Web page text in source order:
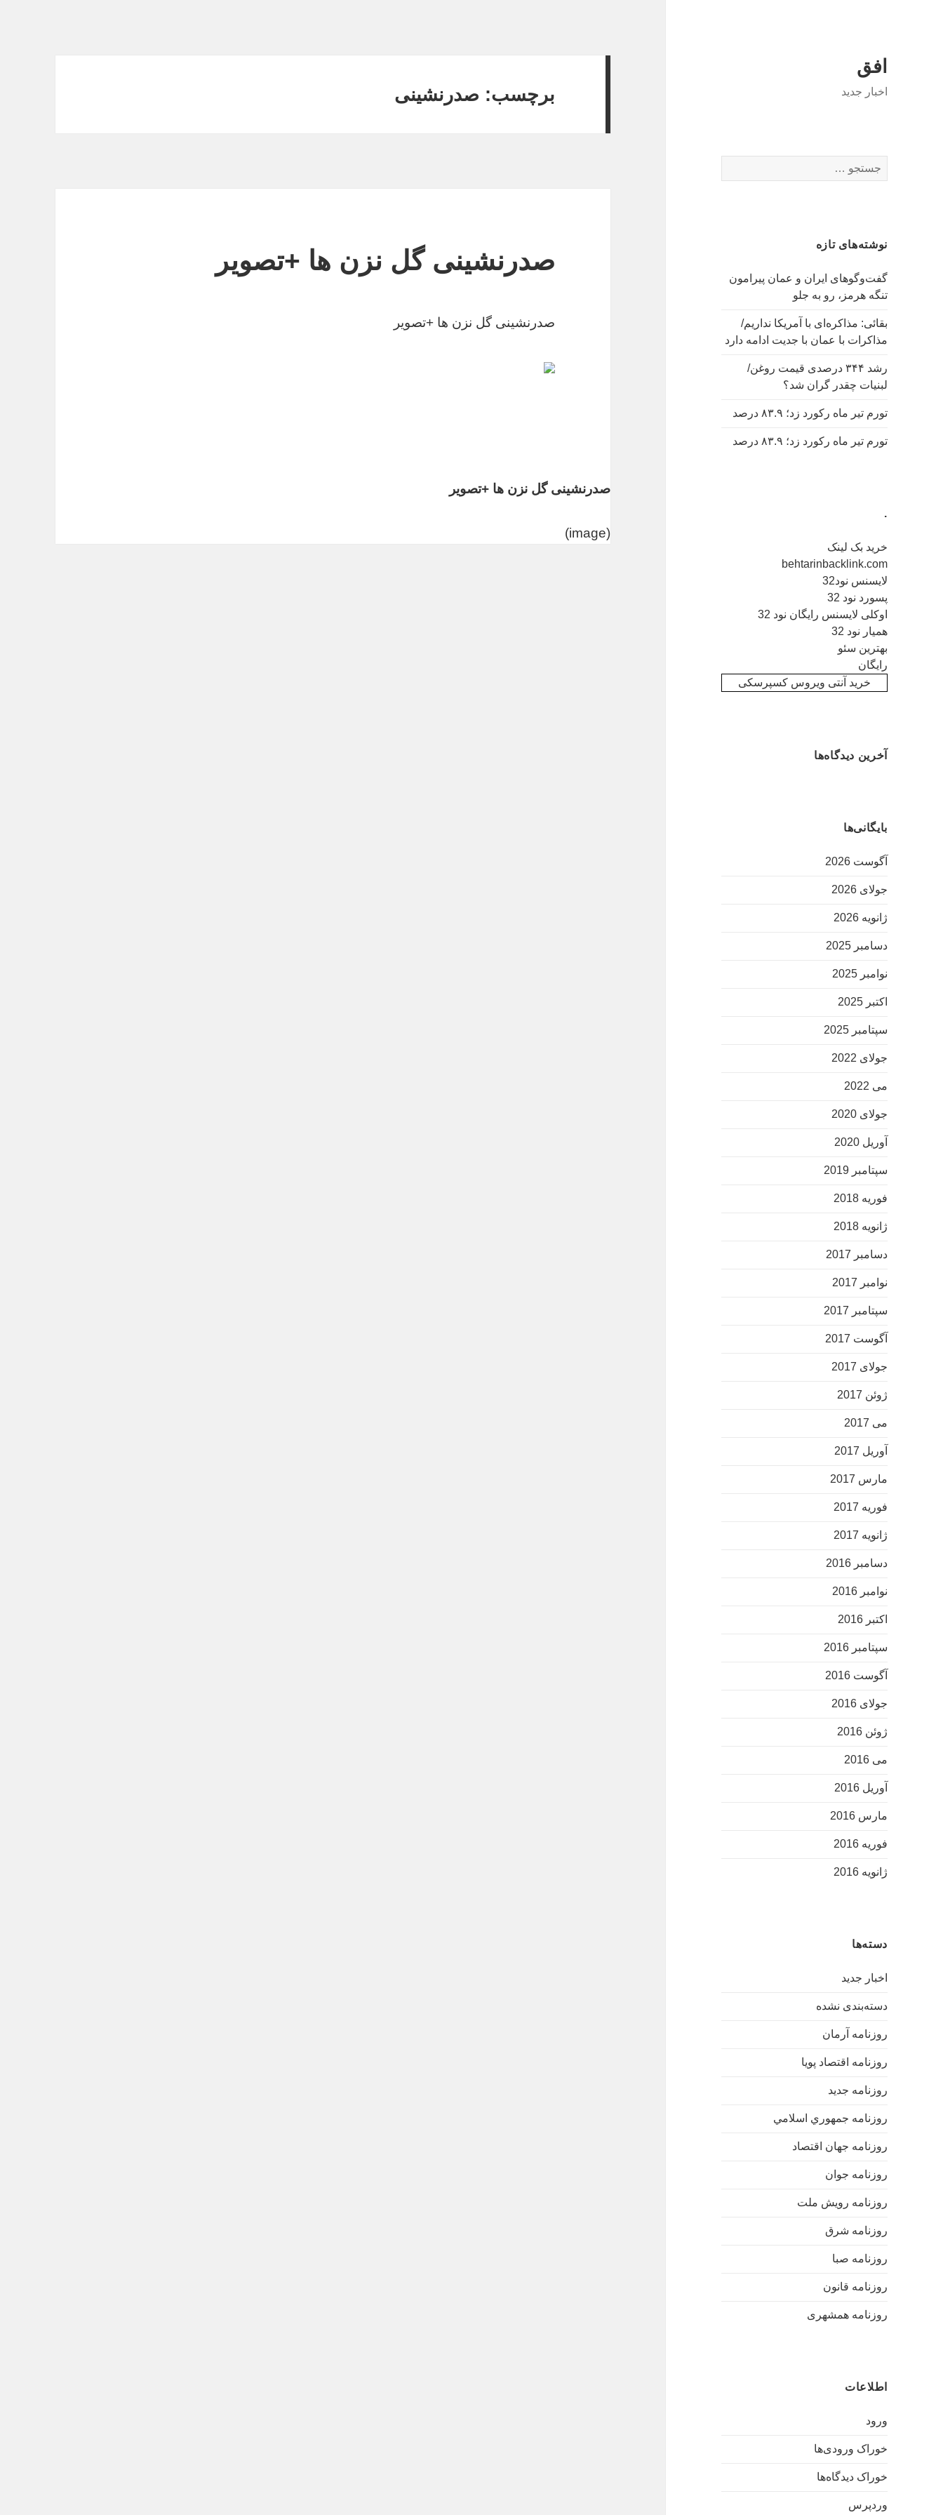
افق
اخبار جدید
برای:
نوشته‌های تازه
گفت‌وگوهای ایران و عمان پیرامون
تنگه هرمز، رو به جلو
بقائی: مذاکره‌ای با آمریکا نداریم/
مذاکرات با عمان با جدیت ادامه دارد
رشد ۳۴۴ درصدی قیمت روغن/
لبنیات چقدر گران شد؟
تورم تیر ماه رکورد زد؛ ۸۳.۹ درصد
تورم تیر ماه رکورد زد؛ ۸۳.۹ درصد
.
خرید بک لینک
behtarinbacklink.com
لایسنس نود32
پسورد نود 32
اوکلی لایسنس رایگان نود 32
همیار نود 32
بهترین سئو
رایگان
خرید آنتی ویروس کسپرسکی
آخرین دیدگاه‌ها
بایگانی‌ها
آگوست 2026
جولای 2026
ژانویه 2026
دسامبر 2025
نوامبر 2025
اکتبر 2025
سپتامبر 2025
جولای 2022
می 2022
جولای 2020
آوریل 2020
سپتامبر 2019
فوریه 2018
ژانویه 2018
دسامبر 2017
نوامبر 2017
سپتامبر 2017
آگوست 2017
جولای 2017
ژوئن 2017
می 2017
آوریل 2017
مارس 2017
فوریه 2017
ژانویه 2017
دسامبر 2016
نوامبر 2016
اکتبر 2016
سپتامبر 2016
آگوست 2016
جولای 2016
ژوئن 2016
می 2016
آوریل 2016
مارس 2016
فوریه 2016
ژانویه 2016
دسته‌ها
اخبار جدید
دسته‌بندی نشده
روزنامه آرمان
روزنامه اقتصاد پویا
روزنامه جدید
روزنامه جمهوري اسلامي
روزنامه جهان اقتصاد
روزنامه جوان
روزنامه رویش ملت
روزنامه شرق
روزنامه صبا
روزنامه قانون
روزنامه همشهری
اطلاعات
ورود
خوراک ورودی‌ها
خوراک دیدگاه‌ها
وردپرس
برچسب: صدرنشینی
صدرنشینی گل نزن ها +تصویر
صدرنشینی گل نزن ها +تصویر
صدرنشینی گل نزن ها +تصویر
(image)
صدرنشینی گل نزن ها +تصویر